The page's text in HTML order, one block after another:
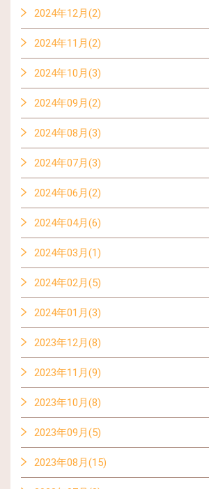
2024年12月(2)
2024年11月(2)
2024年10月(3)
2024年09月(2)
2024年08月(3)
2024年07月(3)
2024年06月(2)
2024年04月(6)
2024年03月(1)
2024年02月(5)
2024年01月(3)
2023年12月(8)
2023年11月(9)
2023年10月(8)
2023年09月(5)
2023年08月(15)